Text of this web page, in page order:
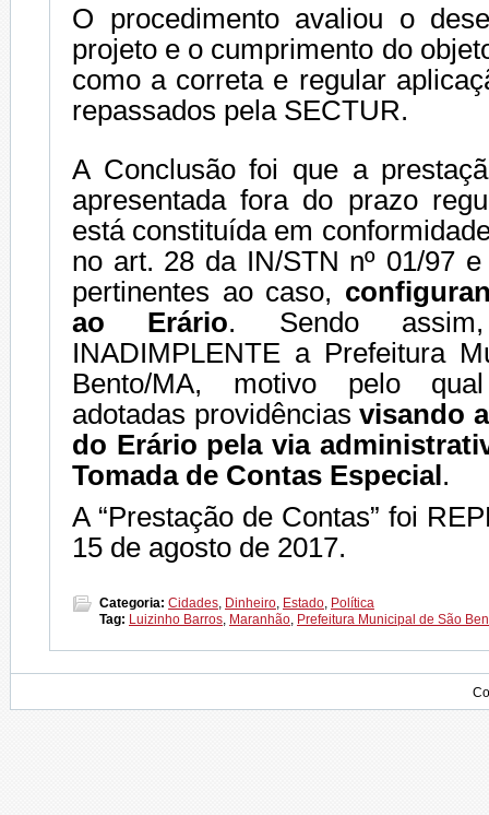
O procedimento avaliou o
projeto e o cumprimento do
como a correta e regular
repassados pela SECTUR.
A Conclusão foi que a
apresentada fora do prazo
está constituída em
no art. 28 da IN/STN nº 01/97
pertinentes ao caso,
ao Erário. Sendo assim,
INADIMPLENTE a Prefeitura
Bento/MA, motivo pelo
adotadas providências visando
do Erário pela via
Tomada de Contas Especial.
A “Prestação de Contas” foi
15 de agosto de 2017.
Categoria: Cidades, Dinheiro, Estado, Política
Tag: Luizinho Barros, Maranhão, Prefeitura Municipal de São